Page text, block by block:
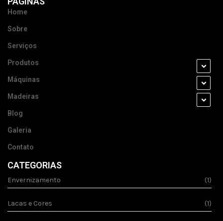
Home
Sobre
Serviços
Produtos
Máquinas
Madeiras
Blog
Galeria
Contato
CATEGORIAS
Envernizamento (1)
Lacas e Cores (1)